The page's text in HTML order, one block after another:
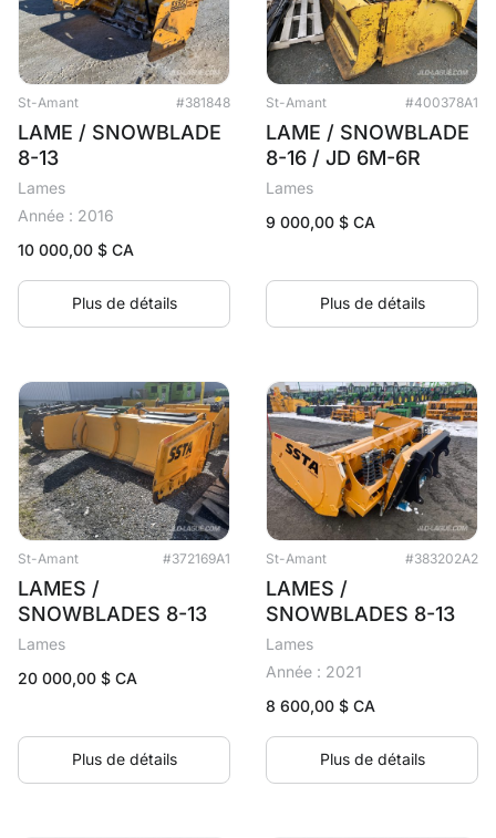
St-Amant #381848
LAME / SNOWBLADE
8-13
Lames
Année : 2016
10 000,00 $ CA
Plus de détails
St-Amant #400378A1
LAME / SNOWBLADE
8-16 / JD 6M-6R
Lames
9 000,00 $ CA
Plus de détails
St-Amant #372169A1
LAMES /
SNOWBLADES 8-13
Lames
20 000,00 $ CA
Plus de détails
St-Amant #383202A2
LAMES /
SNOWBLADES 8-13
Lames
Année : 2021
8 600,00 $ CA
Plus de détails